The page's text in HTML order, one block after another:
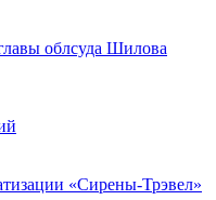
облсуда Шилова
«Сирены-Трэвел»